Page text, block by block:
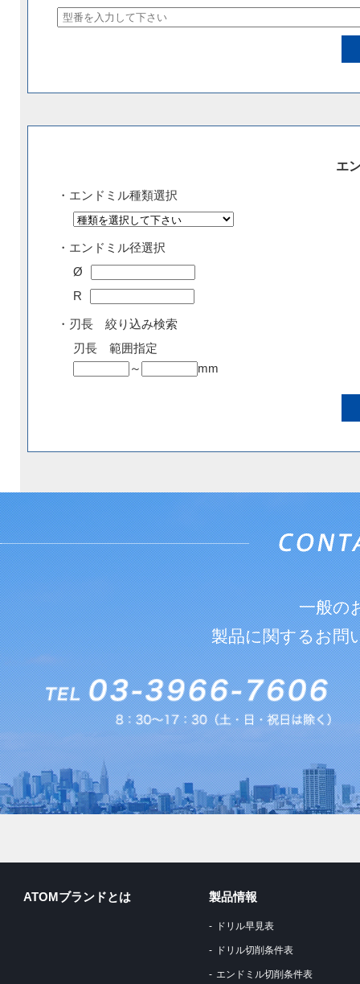
エ
・エンドミル種類選択
・エンドミル径選択
Ø
R
・刃長 絞り込み検索
刃長 範囲指定
～
mm
一般の
製品に関するお問
ATOMブランドとは 製品情報
ドリル早見表
ドリル切削条件表
エンドミル切削条件表